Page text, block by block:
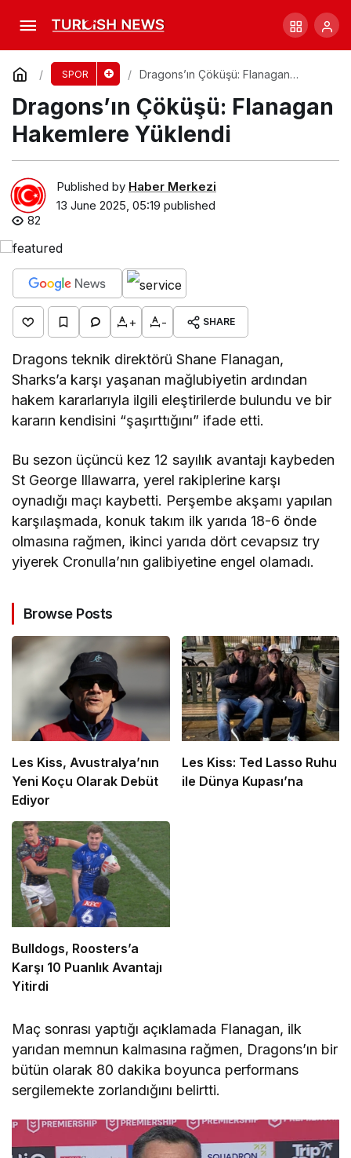
SPOR
Dragons’ın Çöküşü: Flanagan
Dragons’ın Çöküşü: Flanagan
Hakemlere Yüklendi
Published by Haber Merkezi
13 June 2025, 05:19 published
82
+ - SHARE
Dragons teknik direktörü Shane Flanagan,
Sharks’a karşı yaşanan mağlubiyetin ardından
hakem kararlarıyla ilgili eleştirilerde bulundu ve bir
kararın kendisini “şaşırttığını” ifade etti.
Bu sezon üçüncü kez 12 sayılık avantajı kaybeden
St George Illawarra, yerel rakiplerine karşı
oynadığı maçı kaybetti. Perşembe akşamı yapılan
karşılaşmada, konuk takım ilk yarıda 18-6 önde
olmasına rağmen, ikinci yarıda dört cevapsız try
yiyerek Cronulla’nın galibiyetine engel olamadı.
Browse Posts
Les Kiss, Avustralya’nın
Yeni Koçu Olarak Debüt
Ediyor
Les Kiss: Ted Lasso Ruhu
ile Dünya Kupası’na
Bulldogs, Roosters’a
Karşı 10 Puanlık Avantajı
Yitirdi
Maç sonrası yaptığı açıklamada Flanagan, ilk
yarıdan memnun kalmasına rağmen, Dragons’ın bir
bütün olarak 80 dakika boyunca performans
sergilemekte zorlandığını belirtti.
Dragons, 12 Puanlık Avantajı Yine Kaybetti!
Comment